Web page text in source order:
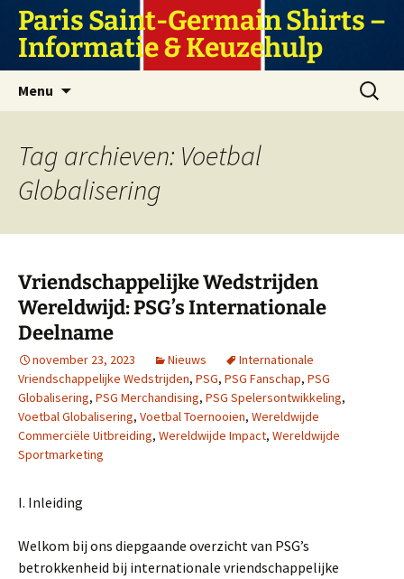
naar
inhoud
Paris Saint-Germain Shirts –
Informatie & Keuzehulp
Menu
Zoeken
naar:
Tag archieven: Voetbal
Globalisering
Vriendschappelijke Wedstrijden
Wereldwijd: PSG’s Internationale
Deelname
november 23, 2023 Nieuws
Internationale
Vriendschappelijke Wedstrijden, PSG, PSG Fanschap, PSG
Globalisering, PSG Merchandising, PSG Spelersontwikkeling,
Voetbal Globalisering, Voetbal Toernooien, Wereldwijde
Commerciële Uitbreiding, Wereldwijde Impact, Wereldwijde
Sportmarketing
I. Inleiding
Welkom bij ons diepgaande overzicht van PSG’s
betrokkenheid bij internationale vriendschappelijke